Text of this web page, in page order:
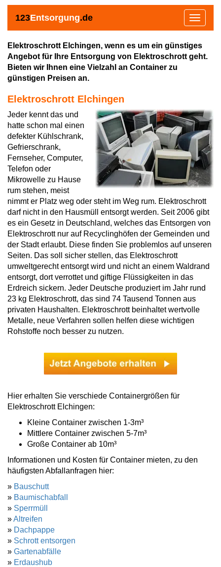
123Entsorgung.de
Toggle
Elektroschrott Elchingen, wenn es um ein günstiges
Angebot für Ihre Entsorgung von Elektroschrott geht.
Bieten wir Ihnen eine Vielzahl an Container zu
günstigen Preisen an.
Elektroschrott Elchingen
Jeder kennt das und
hatte schon mal einen
defekter Kühlschrank,
Gefrierschrank,
Fernseher, Computer,
Telefon oder
Mikrowelle zu Hause
rum stehen, meist
nimmt er Platz weg oder steht im Weg rum. Elektroschrott
darf nicht in den Hausmüll entsorgt werden. Seit 2006 gibt
es ein Gesetz in Deutschland, welches das Entsorgen von
Elektroschrott nur auf Recyclinghöfen der Gemeinden und
der Stadt erlaubt. Diese finden Sie problemlos auf unseren
Seiten. Das soll sicher stellen, das Elektroschrott
umweltgerecht entsorgt wird und nicht an einem Waldrand
entsorgt, dort verrottet und giftige Flüssigkeiten in das
Erdreich sickern. Jeder Deutsche produziert im Jahr rund
23 kg Elektroschrott, das sind 74 Tausend Tonnen aus
privaten Haushalten. Elektroschrott beinhaltet wertvolle
Metalle, neue Verfahren sollen helfen diese wichtigen
Rohstoffe noch besser zu nutzen.
Hier erhalten Sie verschiede Containergrößen für
Elektroschrott Elchingen:
Kleine Container zwischen 1-3m³
Mittlere Container zwischen 5-7m³
Große Container ab 10m³
Informationen und Kosten für Container mieten, zu den
häufigsten Abfallanfragen hier:
» Bauschutt
» Baumischabfall
» Sperrmüll
»Altreifen
» Dachpappe
» Schrott entsorgen
» Gartenabfälle
» Erdaushub